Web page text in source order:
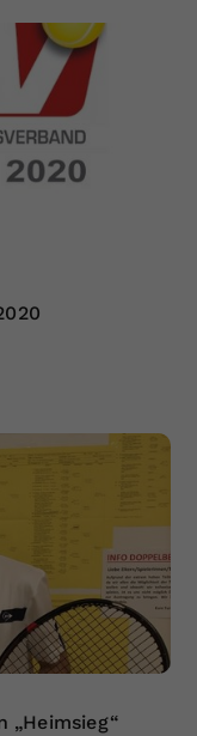
„Heimsieg“
Consent-
eine
für die
Ihrer
falls der
eingestellt